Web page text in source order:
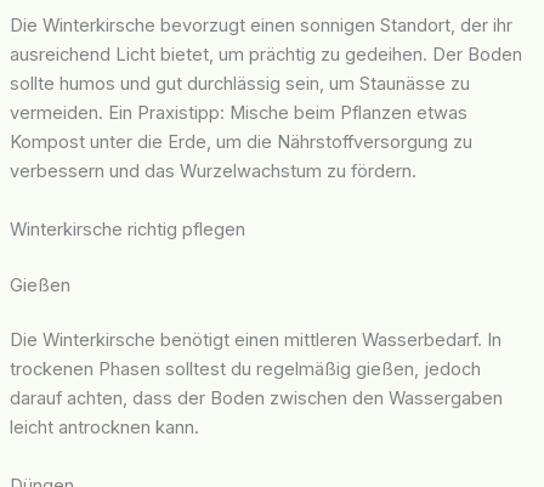
Die Winterkirsche bevorzugt einen sonnigen Standort, der ihr
ausreichend Licht bietet, um prächtig zu gedeihen. Der Boden
sollte humos und gut durchlässig sein, um Staunässe zu
vermeiden. Ein Praxistipp: Mische beim Pflanzen etwas
Kompost unter die Erde, um die Nährstoffversorgung zu
verbessern und das Wurzelwachstum zu fördern.
Winterkirsche richtig pflegen
Gießen
Die Winterkirsche benötigt einen mittleren Wasserbedarf. In
trockenen Phasen solltest du regelmäßig gießen, jedoch
darauf achten, dass der Boden zwischen den Wassergaben
leicht antrocknen kann.